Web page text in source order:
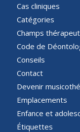
Cas cliniques
Catégories
Champs
Code de
Conseils
Contact
Devenir
Emplacements
Enfance et
Étiquettes